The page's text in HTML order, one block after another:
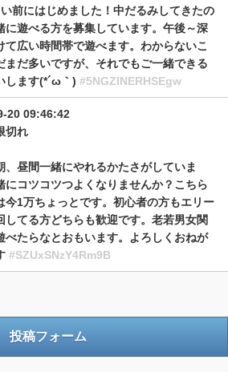
前にはじめました！中だるみしてきたの
に遊べる方を募集しています。午後～深
て広い時間帯で遊べます。わからないこ
まだ多いですが、それでもご一緒できる
します(*´ω｀) #5NGZlNERHSEgw
20 09:46:42
切れ
、昼間一緒にやれるかたさがしていま
にコツコツつよくなりませんか？こちら
今1万ちょっとです。初心者の方もエリー
してる方どちらも歓迎です。老若男女関
べたらなとおもいます。よろしくおねが
#SZUxSNzY4Rm9B
投稿フォーム